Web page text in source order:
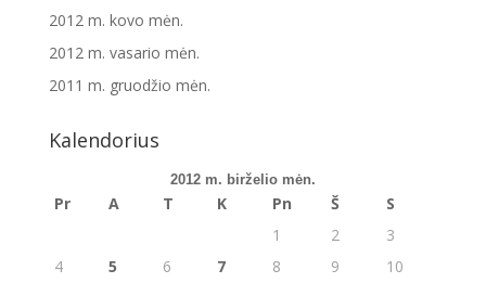
2012 m. kovo mėn.
2012 m. vasario mėn.
2011 m. gruodžio mėn.
Kalendorius
2012 m. birželio mėn.
Pr A T K Pn Š
S
1
2
3
4
5 6 7 8 9 10